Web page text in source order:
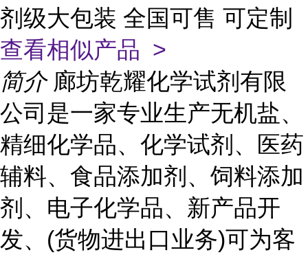
剂级大包装 全国可售 可定制
查看相似产品 >
简介 廊坊乾耀化学试剂有限
公司是一家专业生产无机盐、
精细化学品、化学试剂、医药
辅料、食品添加剂、饲料添加
剂、电子化学品、新产品开
发、(货物进出口业务)可为客